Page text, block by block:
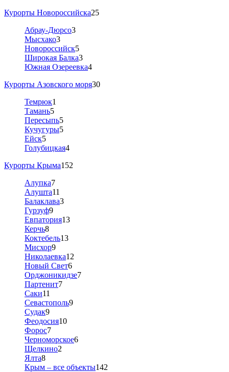
Курорты Новороссийска25
Абрау-Дюрсо3
Мысхако3
Новороссийск5
Широкая Балка3
Южная Озереевка4
Курорты Азовского моря30
Темрюк1
Тамань5
Пересыпь5
Кучугуры5
Ейск5
Голубицкая4
Курорты Крыма152
Алупка7
Алушта11
Балаклава3
Гурзуф9
Евпатория13
Керчь8
Коктебель13
Мисхор9
Николаевка12
Новый Свет6
Орджоникидзе7
Партенит7
Саки11
Севастополь9
Судак9
Феодосия10
Форос7
Черноморское6
Щелкино2
Ялта8
Крым – все объекты142